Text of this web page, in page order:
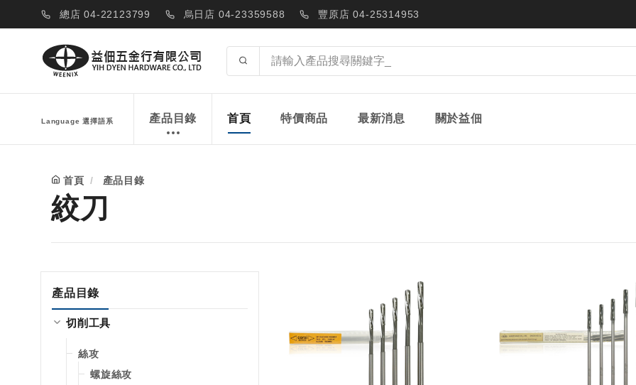
總店 04-22123799 烏日店 04-23359588 豐原店 04-25314953
Language 選擇語系 產品目錄 首頁 特價商品 最新消息 關於益佃
首頁 產品目錄
絞刀
產品目錄
切削工具
絲攻
螺旋絲攻